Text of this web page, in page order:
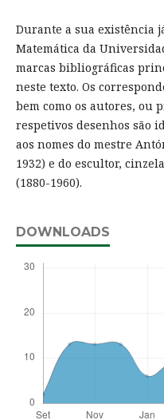
Durante a sua existência
Matemática da
marcas bibliográficas
neste texto. Os
bem como os autores, ou
respetivos desenhos são
aos nomes do mestre
1932) e do escultor,
(1880-1960).
DOWNLOADS